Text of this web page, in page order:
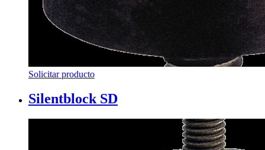
Solicitar producto
Silentblock SD